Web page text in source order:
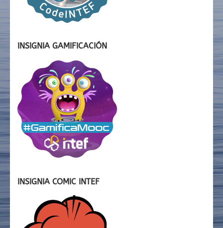
INSIGNIA GAMIFICACIÓN
INSIGNIA COMIC INTEF